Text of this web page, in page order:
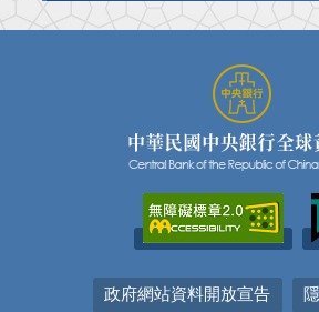
政府網站資料開放宣告